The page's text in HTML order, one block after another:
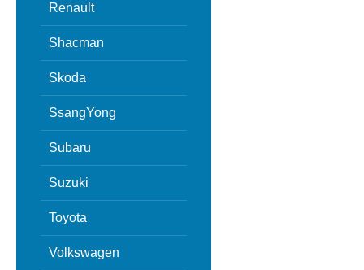
Renault
Shacman
Skoda
SsangYong
Subaru
Suzuki
Toyota
Volkswagen